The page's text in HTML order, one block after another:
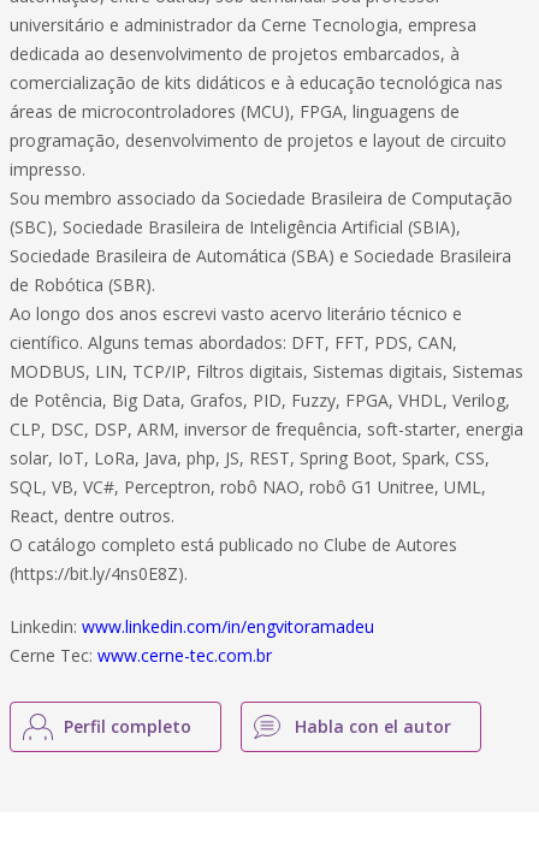
universitário e administrador da Cerne Tecnologia, empresa
dedicada ao desenvolvimento de projetos embarcados, à
comercialização de kits didáticos e à educação tecnológica nas
áreas de microcontroladores (MCU), FPGA, linguagens de
programação, desenvolvimento de projetos e layout de circuito
impresso.
Sou membro associado da Sociedade Brasileira de Computação
(SBC), Sociedade Brasileira de Inteligência Artificial (SBIA),
Sociedade Brasileira de Automática (SBA) e Sociedade Brasileira
de Robótica (SBR).
Ao longo dos anos escrevi vasto acervo literário técnico e
científico. Alguns temas abordados: DFT, FFT, PDS, CAN,
MODBUS, LIN, TCP/IP, Filtros digitais, Sistemas digitais, Sistemas
de Potência, Big Data, Grafos, PID, Fuzzy, FPGA, VHDL, Verilog,
CLP, DSC, DSP, ARM, inversor de frequência, soft-starter, energia
solar, IoT, LoRa, Java, php, JS, REST, Spring Boot, Spark, CSS,
SQL, VB, VC#, Perceptron, robô NAO, robô G1 Unitree, UML,
React, dentre outros.
O catálogo completo está publicado no Clube de Autores
(https://bit.ly/4ns0E8Z).
Linkedin: www.linkedin.com/in/engvitoramadeu
Cerne Tec: www.cerne-tec.com.br
Perfil completo Habla con el autor